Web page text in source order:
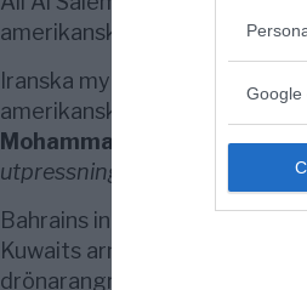
Google
amerikansk MQ-9-drönare.
Iranska myndigheter
amerikansk inblandning i
Mohammad Baqer Qalibaf
utpressning är över… Vi ger
Bahrains inrikesministerium
Kuwaits armé bekräftade att
drönarangrepp.